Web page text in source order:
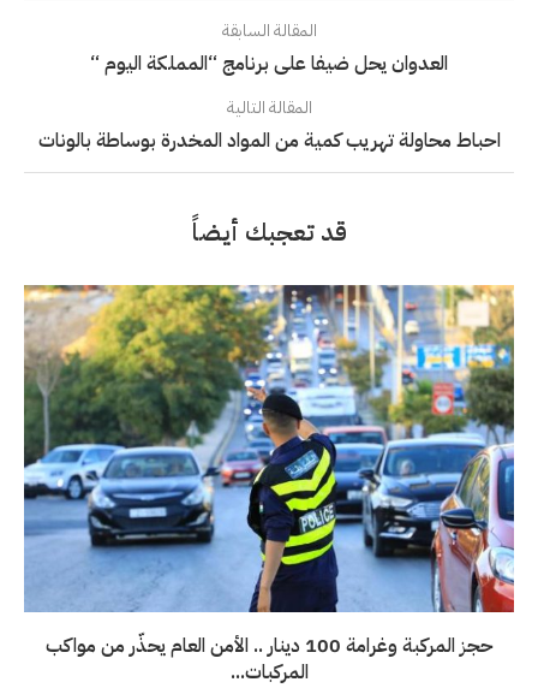
المقالة السابقة
العدوان يحل ضيفا على برنامج “المملكة اليوم “
المقالة التالية
احباط محاولة تهريب كمية من المواد المخدرة بوساطة بالونات
قد تعجبك أيضاً
حجز المركبة وغرامة 100 دينار .. الأمن العام يحذّر من مواكب
المركبات...